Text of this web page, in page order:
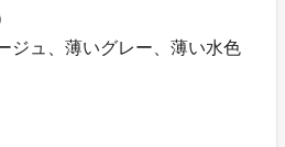
ジュ、薄いグレー、薄い水色